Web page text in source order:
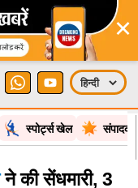
×
स्पोर्ट्स खेल
ने की सेंधमारी, 3